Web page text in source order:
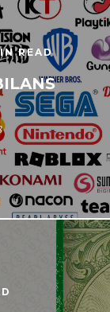
READ